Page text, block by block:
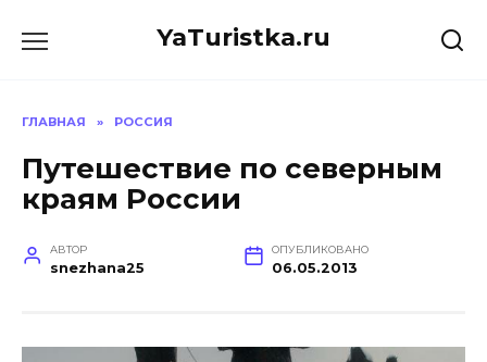
YaTuristka.ru
ГЛАВНАЯ » РОССИЯ
Путешествие по северным
краям России
АВТОР
snezhana25
ОПУБЛИКОВАНО
06.05.2013